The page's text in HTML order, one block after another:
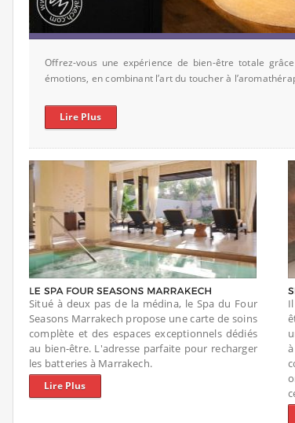
Offrez-vous une expérience de bien-être totale
émotions, en combinant l’art du toucher à
Lire Plus
Situé à deux pas de la médina, le Spa du Four
Seasons Marrakech propose une carte de soins
complète et des espaces exceptionnels dédiés
au bien-être. L'adresse parfaite pour recharger
les batteries à Marrakech.
Lire Plus